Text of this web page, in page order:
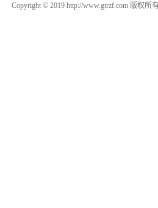
Copyright © 2019 http://www.gtrzf.com 版权所